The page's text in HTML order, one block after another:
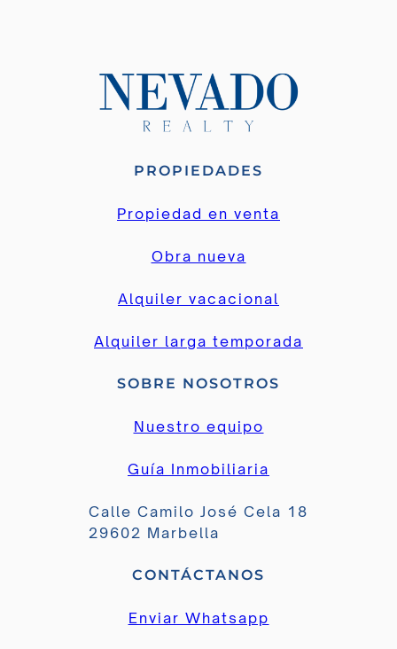
PROPIEDADES
Propiedad en venta
Obra nueva
Alquiler vacacional
Alquiler larga temporada
SOBRE NOSOTROS
Nuestro equipo
Guía Inmobiliaria
Calle Camilo José Cela 18
29602 Marbella
CONTÁCTANOS
Enviar Whatsapp